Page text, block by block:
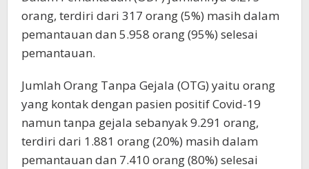
orang, terdiri dari 317 orang (5%) masih dalam
pemantauan dan 5.958 orang (95%) selesai
pemantauan.
Jumlah Orang Tanpa Gejala (OTG) yaitu orang
yang kontak dengan pasien positif Covid-19
namun tanpa gejala sebanyak 9.291 orang,
terdiri dari 1.881 orang (20%) masih dalam
pemantauan dan 7.410 orang (80%) selesai